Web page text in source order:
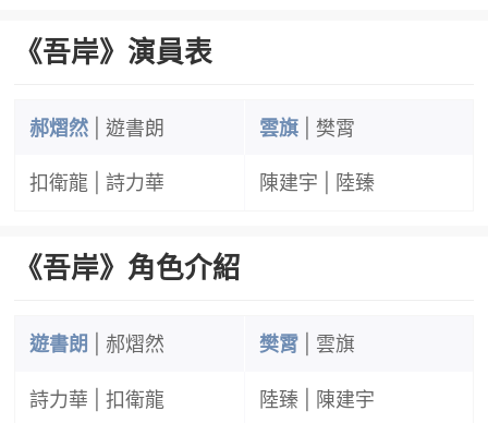
《吾岸》演員表
郝熠然| 遊書朗 雲旗 | 樊霄
扣衛龍 | 詩力華 陳建宇 | 陸臻
《吾岸》角色介紹
遊書朗 | 郝熠然 樊霄 | 雲旗
詩力華 | 扣衛龍 陸臻 | 陳建宇